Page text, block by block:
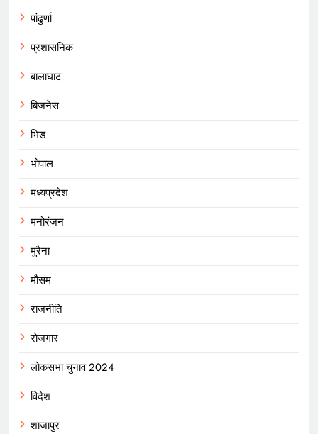
पांढुर्णा
प्रशासनिक
बालाघाट
बिजनेस
भिंड
भोपाल
मध्यप्रदेश
मनोरंजन
मुरैना
मौसम
राजनीति
रोजगार
लोकसभा चुनाव 2024
विदेश
शाजापुर